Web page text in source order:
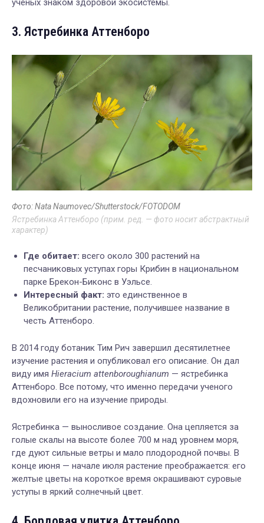
ученых знаком здоровой экосистемы.
3. Ястребинка Аттенборо
Фото: Nata Naumovec/Shutterstock/FOTODOM
Ястребинка Аттенборо (прим. ред. — фото носит абстрактный
характер)
Где обитает: всего около 300 растений на
песчаниковых уступах горы Крибин в национальном
парке Брекон-Биконс в Уэльсе.
Интересный факт: это единственное в
Великобритании растение, получившее название в
честь Аттенборо.
В 2014 году ботаник Тим Рич завершил десятилетнее
изучение растения и опубликовал его описание. Он дал
виду имя Hieracium attenboroughianum — ястребинка
Аттенборо. Все потому, что именно передачи ученого
вдохновили его на изучение природы.
Ястребинка — выносливое создание. Она цепляется за
голые скалы на высоте более 700 м над уровнем моря,
где дуют сильные ветры и мало плодородной почвы. В
конце июня — начале июля растение преображается: его
желтые цветы на короткое время окрашивают суровые
уступы в яркий солнечный цвет.